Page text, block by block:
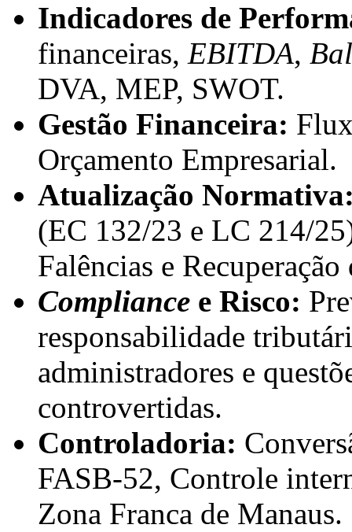
Indicadores de
financeiras, EBITDA,
DVA, MEP, SWOT.
Gestão Financeira:
Orçamento Empresarial.
Atualização
(EC 132/23 e LC 214/
Falências e
Compliance e Risco:
responsabilidade
administradores e
controvertidas.
Controladoria:
FASB-52, Controle
Zona Franca de Manaus.